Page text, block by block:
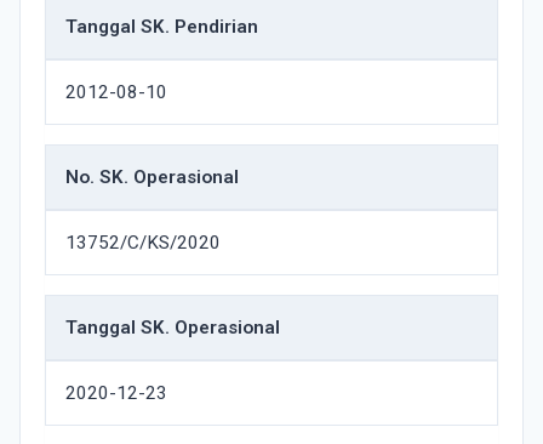
Tanggal SK. Pendirian
2012-08-10
No. SK. Operasional
13752/C/KS/2020
Tanggal SK. Operasional
2020-12-23